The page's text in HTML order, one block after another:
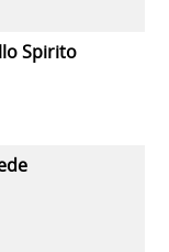
Spirito